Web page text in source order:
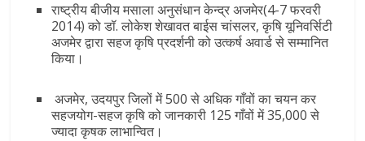
राष्ट्रीय बीजीय मसाला अनुसंधान केन्द्र अजमेर(4-7 फरवरी
2014) को डॉ. लोकेश शेखावत बाईस चांसलर, कृषि यूनिवर्सिटी
अजमेर द्वारा सहज कृषि प्रदर्शनी को उत्कर्ष अवार्ड से सम्मानित
किया।
अजमेर, उदयपुर जिलों में 500 से अधिक गाँवों का चयन कर
सहजयोग-सहज कृषि को जानकारी 125 गाँवों में 35,000 से
ज्यादा कृषक लाभान्वित।